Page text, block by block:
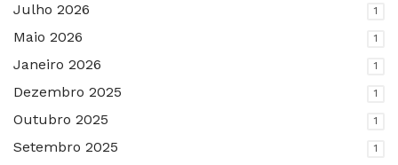
Julho 2026 1
Maio 2026 1
Janeiro 2026 1
Dezembro 2025 1
Outubro 2025 1
Setembro 2025 1